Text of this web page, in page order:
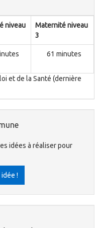
niveau
Maternité niveau
3
61 minutes
et de la Santé (dernière
idées à réaliser pour
!